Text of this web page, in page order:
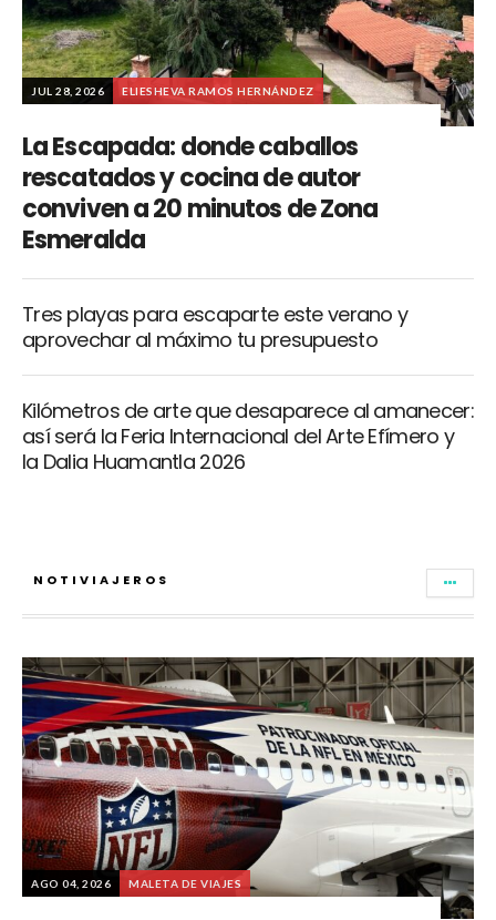
JUL 28, 2026 ELIESHEVA RAMOS HERNÁNDEZ
La Escapada: donde caballos
rescatados y cocina de autor
conviven a 20 minutos de Zona
Esmeralda
Tres playas para escaparte este verano y
aprovechar al máximo tu presupuesto
Kilómetros de arte que desaparece al amanecer:
así será la Feria Internacional del Arte Efímero y
la Dalia Huamantla 2026
NOTIVIAJEROS
AGO 04, 2026 MALETA DE VIAJES